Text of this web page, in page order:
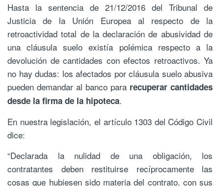
Hasta la sentencia de 21/12/2016 del Tribunal de
Justicia de la Unión Europea al respecto de la
retroactividad total de la declaración de abusividad de
una cláusula suelo existía polémica respecto a la
devolución de cantidades con efectos retroactivos. Ya
no hay dudas: los afectados por cláusula suelo abusiva
pueden demandar al banco para recuperar cantidades
desde la firma de la hipoteca.
En nuestra legislación, el artículo 1303 del Código Civil
dice:
“Declarada la nulidad de una obligación, los
contratantes deben restituirse recíprocamente las
cosas que hubiesen sido materia del contrato, con sus